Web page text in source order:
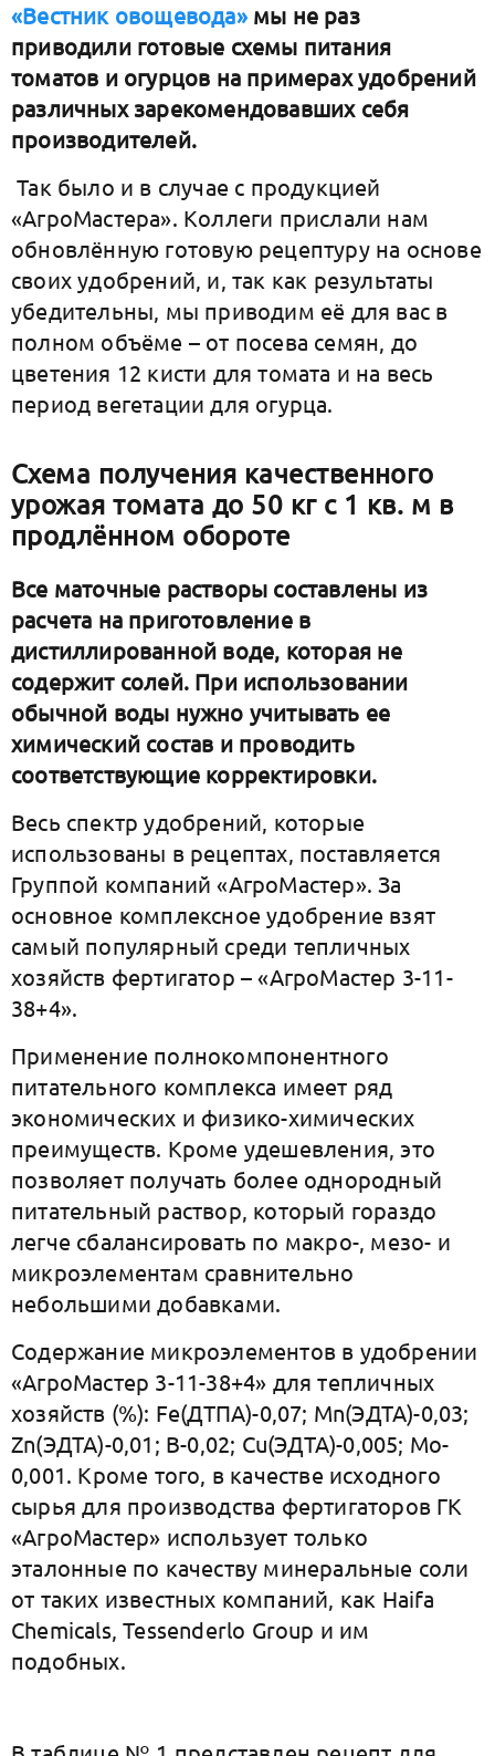
«Вестник овощевода»мы не раз
приводили готовые схемы питания
томатов и огурцов на примерах удобрений
различных зарекомендовавших себя
производителей.
Так было и в случае с продукцией
«АгроМастера». Коллеги прислали нам
обновлённую готовую рецептуру на основе
своих удобрений, и, так как результаты
убедительны, мы приводим её для вас в
полном объёме – от посева семян, до
цветения 12 кисти для томата и на весь
период вегетации для огурца.
Схема получения качественного
урожая томата до 50 кг с 1 кв. м в
продлённом обороте
Все маточные растворы составлены из
расчета на приготовление в
дистиллированной воде, которая не
содержит солей. При использовании
обычной воды нужно учитывать ее
химический состав и проводить
соответствующие корректировки.
Весь спектр удобрений, которые
использованы в рецептах, поставляется
Группой компаний «АгроМастер». За
основное комплексное удобрение взят
самый популярный среди тепличных
хозяйств фертигатор – «АгроМастер 3-11-
38+4».
Применение полнокомпонентного
питательного комплекса имеет ряд
экономических и физико-химических
преимуществ. Кроме удешевления, это
позволяет получать более однородный
питательный раствор, который гораздо
легче сбалансировать по макро-, мезо- и
микроэлементам сравнительно
небольшими добавками.
Содержание микроэлементов в удобрении
«АгроМастер 3-11-38+4» для тепличных
хозяйств (%): Fe(ДТПА)-0,07; Mn(ЭДТА)-0,03;
Zn(ЭДТА)-0,01; B-0,02; Cu(ЭДТА)-0,005; Mo-
0,001. Кроме того, в качестве исходного
сырья для производства фертигаторов ГК
«АгроМастер» использует только
эталонные по качеству минеральные соли
от таких известных компаний, как Haifa
Chemicals, Tessenderlo Group и им
подобных.